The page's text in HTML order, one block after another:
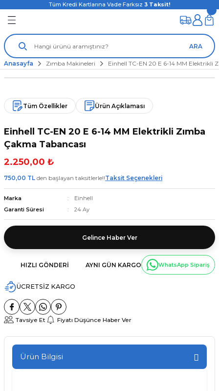
Tüm Kredi Kartlarına Vade Farksız 3 Taksit!
ARA
Anasayfa Zımba Makineleri Einhell TC-EN 20 E 6-14 MM Elektrikli
Tüm Özellikler Ürün Açıklaması
Einhell TC-EN 20 E 6-14 MM Elektrikli Zımba
Çakma Tabancası
2.250,00 ₺
750,00 TL den başlayan taksitlerle!!Taksit Seçenekleri
Marka
Einhell
Garanti Süresi
24 Ay
Gelince Haber Ver
HIZLI GÖNDERI AYNI GÜN KARGO WhatsApp Sipariş
ÜCRETSİZ KARGO
Tavsiye Et Fiyatı Düşünce Haber Ver
Ürün Bilgisi